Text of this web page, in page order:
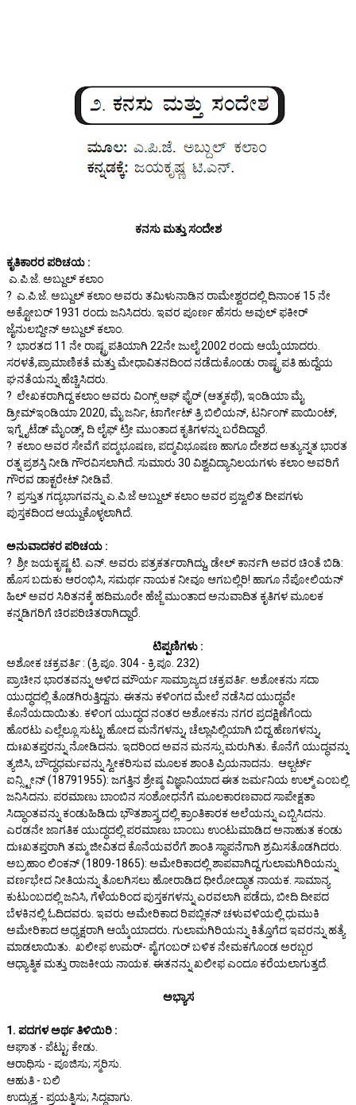
ಕನಸು ಮತ್ತು ಸಂದೇಶ
ಕೃತಿಕಾರರ ಪರಿಚಯ :
ಎ.ಪಿ.ಜೆ. ಅಬ್ದುಲ್ ಕಲಾಂ
? ಎ.ಪಿ.ಜೆ. ಅಬ್ದುಲ್ ಕಲಾಂ ಅವರು ತಮಿಳುನಾಡಿನ ರಾಮೇಶ್ವರದಲ್ಲಿ ದಿನಾಂಕ 15 ನೇ
ಅಕ್ಟೋಬರ್ 1931 ರಂದು ಜನಿಸಿದರು. ಇವರ ಪೂರ್ಣ ಹೆಸರು ಅವುಲ್ ಫಕೀರ್
ಜೈನುಲಬ್ದೀನ್ ಅಬ್ದುಲ್ ಕಲಾಂ.
? ಭಾರತದ 11 ನೇ ರಾಷ್ಟ್ರಪತಿಯಾಗಿ 22ನೇ ಜುಲೈ 2002 ರಂದು ಆಯ್ಕೆಯಾದರು.
ಸರಳತೆ,ಪ್ರಾಮಾಣಿಕತೆ ಮತ್ತು ಮೇಧಾವಿತನದಿಂದ ನಡೆದುಕೊಂಡು ರಾಷ್ಟ್ರಪತಿ ಹುದ್ದೆಯ
ಘನತೆಯನ್ನು ಹೆಚ್ಚಿಸಿದರು.
? ಲೇಖಕರಾಗಿದ್ದ ಕಲಾಂ ಅವರು ವಿಂಗ್ಸ್ ಆಫ್ ಫೈರ್ (ಆತ್ಮಕಥೆ), ಇಂಡಿಯಾ ಮೈ
ಡ್ರೀಮ್ಇಂಡಿಯಾ 2020, ಮೈ ಜರ್ನಿ, ಟಾರ್ಗೇಟ್ ತ್ರಿ ಬಿಲಿಯನ್, ಟರ್ನಿಂಗ್ ಪಾಯಿಂಟ್,
ಇಗ್ನೈಟೆಡ್ ಮೈಂಡ್ಸ್, ದಿ ಲೈಫ್ ಟ್ರೀ ಮುಂತಾದ ಕೃತಿಗಳನ್ನು ಬರೆದಿದ್ದಾರೆ.
? ಕಲಾಂ ಅವರ ಸೇವೆಗೆ ಪದ್ಮಭೂಷಣ, ಪದ್ಮವಿಭೂಷಣ ಹಾಗೂ ದೇಶದ ಅತ್ಯುನ್ನತ ಭಾರತ
ರತ್ನ ಪ್ರಶಸ್ತಿ ನೀಡಿ ಗೌರವಿಸಲಾಗಿದೆ. ಸುಮಾರು 30 ವಿಶ್ವವಿದ್ಯಾನಿಲಯಗಳು ಕಲಾಂ ಅವರಿಗೆ
ಗೌರವ ಡಾಕ್ಟರೇಟ್ ನೀಡಿವೆ.
? ಪ್ರಸ್ತುತ ಗದ್ಯಭಾಗವನ್ನು ಎ.ಪಿ.ಜೆ ಅಬ್ದುಲ್ ಕಲಾಂ ಅವರ ಪ್ರಜ್ವಲಿತ ದೀಪಗಳು
ಪುಸ್ತಕದಿಂದ ಆಯ್ದುಕೊಳ್ಳಲಾಗಿದೆ.
ಅನುವಾದಕರ ಪರಿಚಯ :
? ಶ್ರೀ ಜಯಕೃಷ್ಣ ಟಿ. ಎನ್. ಅವರು ಪತ್ರಕರ್ತರಾಗಿದ್ದು, ಡೇಲ್ ಕಾರ್ನಗಿ ಅವರ ಚಿಂತೆ ಬಿಡಿ:
ಹೊಸ ಬದುಕು ಆರಂಭಿಸಿ, ಸಮರ್ಥ ನಾಯಕ ನೀವೂ ಆಗಬಲ್ಲಿರಿ! ಹಾಗೂ ನೆಪೋಲಿಯನ್
ಹಿಲ್ ಅವರ ಸಿರಿತನಕ್ಕೆ ಹದಿಮೂರೇ ಹೆಜ್ಜೆ ಮುಂತಾದ ಅನುವಾದಿತ ಕೃತಿಗಳ ಮೂಲಕ
ಕನ್ನಡಿಗರಿಗೆ ಚಿರಪರಿಚಿತರಾಗಿದ್ದಾರೆ.
ಟಿಪ್ಪಣಿಗಳು :
ಅಶೋಕ ಚಕ್ರವರ್ತಿ : (ಕ್ರಿ.ಪೂ. 304 - ಕ್ರಿ.ಪೂ. 232)
ಪ್ರಾಚೀನ ಭಾರತವನ್ನು ಆಳಿದ ಮೌರ್ಯ ಸಾಮ್ರಾಜ್ಯದ ಚಕ್ರವರ್ತಿ. ಅಶೋಕನು ಸದಾ
ಯುದ್ಧದಲ್ಲಿ ತೊಡಗಿರುತ್ತಿದ್ದನು. ಈತನು ಕಳಿಂಗದ ಮೇಲೆ ನಡೆಸಿದ ಯುದ್ಧವೇ
ಕೊನೆಯದಾಯಿತು. ಕಳಿಂಗ ಯುದ್ಧದ ನಂತರ ಅಶೋಕನು ನಗರ ಪ್ರದಕ್ಷಿಣೆಗೆಂದು
ಹೊರಟು ಎಲ್ಲೆಲ್ಲೂ ಸುಟ್ಟು ಹೋದ ಮನೆಗಳನ್ನು, ಚೆಲ್ಲಾಪಿಲ್ಲಿಯಾಗಿ ಬಿದ್ದ ಹೆಣಗಳನ್ನು,
ದುಃಖತಪ್ತರನ್ನು ನೋಡಿದನು. ಇದರಿಂದ ಅವನ ಮನಸ್ಸು ಮರುಗಿತು. ಕೊನೆಗೆ ಯುದ್ಧವನ್ನು
ತ್ಯಜಿಸಿ, ಬೌದ್ಧಧರ್ಮವನ್ನು ಸ್ವೀಕರಿಸುವ ಮೂಲಕ ಶಾಂತಿ ಪ್ರಿಯನಾದನು. ಆಲ್ಬರ್ಟ್‌
ಐನ್ಸ್ಟೀನ್ (18791955): ಜಗತ್ತಿನ ಶ್ರೇಷ್ಠ ವಿಜ್ಞಾನಿಯಾದ ಈತ ಜರ್ಮನಿಯ ಉಲ್ಮ್ ಎಂಬಲ್ಲಿ
ಜನಿಸಿದನು. ಪರಮಾಣು ಬಾಂಬಿನ ಸಂಶೋಧನೆಗೆ ಮೂಲಕಾರಣವಾದ ಸಾಪೇಕ್ಷತಾ
ಸಿದ್ಧಾಂತವನ್ನು ಕಂಡುಹಿಡಿದು ಭೌತಶಾಸ್ತ್ರದಲ್ಲಿ ಕ್ರಾಂತಿಕಾರಕ ಅಲೆಯನ್ನು ಎಬ್ಬಿಸಿದನು.
ಎರಡನೇ ಜಾಗತಿಕ ಯುದ್ಧದಲ್ಲಿ ಪರಮಾಣು ಬಾಂಬು ಉಂಟುಮಾಡಿದ ಅನಾಹುತ ಕಂಡು
ದುಃಖತಪ್ತರಾಗಿ ತಮ್ಮ ಜೀವಿತದ ಕೊನೆಯವರೆಗೆ ಶಾಂತಿ ಸ್ಥಾಪನೆಗಾಗಿ ಶ್ರಮಿಸತೊಡಗಿದರು.
ಅಬ್ರಹಾಂ ಲಿಂಕನ್ (1809-1865): ಅಮೇರಿಕಾದಲ್ಲಿ ಶಾಪವಾಗಿದ್ದ ಗುಲಾಮಗಿರಿಯನ್ನು
ವರ್ಣಭೇದ ನೀತಿಯನ್ನು ತೊಲಗಿಸಲು ಹೋರಾಡಿದ ಧೀರೋದ್ಧಾತ ನಾಯಕ. ಸಾಮಾನ್ಯ
ಕುಟುಂಬದಲ್ಲಿ ಜನಿಸಿ, ಗೆಳೆಯರಿಂದ ಪುಸ್ತಕಗಳನ್ನು ಎರವಲಾಗಿ ಪಡೆದು, ಬೀದಿ ದೀಪದ
ಬೆಳಕಿನಲ್ಲಿ ಓದಿದವರು. ಇವರು ಅಮೇರಿಕಾದ ರಿಪಬ್ಲಿಕನ್ ಚಳುವಳಿಯಲ್ಲಿ ಧುಮುಕಿ
ಅಮೇರಿಕಾದ ಅಧ್ಯಕ್ಷರಾಗಿ ಆಯ್ಕೆಯಾದರು. ಗುಲಾಮಗಿರಿಯನ್ನು ಕಿತ್ತೊಗೆದ ಇವರನ್ನು ಹತ್ಯೆ
ಮಾಡಲಾಯಿತು. ಖಲೀಫ ಉಮರ್- ಪೈಗಂಬರ್ ಬಳಿಕ ನೇಮಕಗೊಂಡ ಅರಬ್ಬರ
ಆಧ್ಯಾತ್ಮಿಕ ಮತ್ತು ರಾಜಕೀಯ ನಾಯಕ. ಈತನನ್ನು ಖಲೀಫ ಎಂದೂ ಕರೆಯಲಾಗುತ್ತದೆ.
ಅಭ್ಯಾಸ
1. ಪದಗಳ ಅರ್ಥ ತಿಳಿಯಿರಿ :
ಆಘಾತ - ಪೆಟ್ಟು; ಕೇಡು.
ಆರಾಧಿಸು - ಪೂಜಿಸು; ಸ್ಮರಿಸು.
ಆಹುತಿ - ಬಲಿ
ಉದ್ಯುಕ್ತ - ಪ್ರಯತ್ನಿಸು; ಸಿದ್ಧವಾಗು.